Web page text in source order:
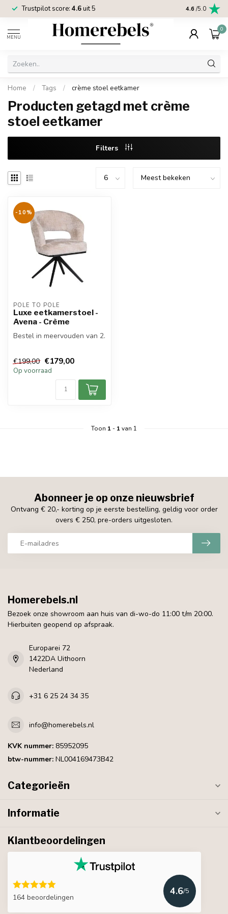
Trustpilot score: 4.6uit 5 2 jaar
4.6 /5.0
MENU
0
Home / Tags / crème stoel eetkamer
Producten getagd met crème
stoel eetkamer
Filters
-10%
POLE TO POLE
Luxe eetkamerstoel -
Avena - Crème
Bestel in meervouden van 2.
€199,00 €179,00
Op voorraad
Toon 1- 1van 1
Abonneer je op onze nieuwsbrief
Ontvang € 20,- korting op je eerste bestelling, geldig voor order
overs € 250, pre-orders uitgesloten.
Homerebels.nl
Bezoek onze showroom aan huis van di-wo-do 11:00 t/m 20:00.
Hierbuiten geopend op afspraak.
Europarei 72
1422DA Uithoorn
Nederland
+31 6 25 24 34 35
info@homerebels.nl
KVK nummer: 85952095
btw-nummer: NL004169473B42
Categorieën
Informatie
Klantbeoordelingen
164 beoordelingen
4.6/5